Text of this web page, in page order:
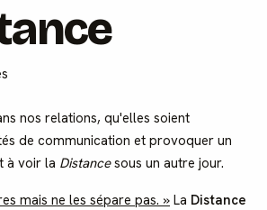
nos relations, qu'elles soient
de communication et provoquer un
à voir la Distancesous un autre jour.
mais ne les sépare pas. »La Distance